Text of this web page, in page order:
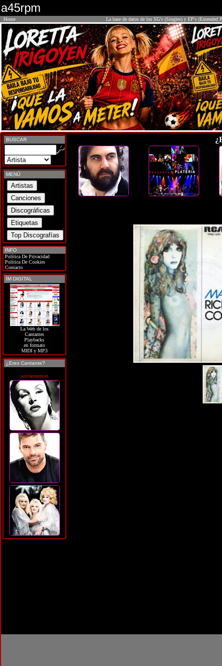
a45rpm
Home La base de datos de los SG's (Singles) y EP's (Extended
BUSCAR
MENÚ
INFO
Política De Privacidad
Política De Cookies
Contacto
IM DIGITAL
La Web de los
Cantantes
Playbacks
en formato
MIDI y MP3
¿Eres Cantante?
soycantante.es